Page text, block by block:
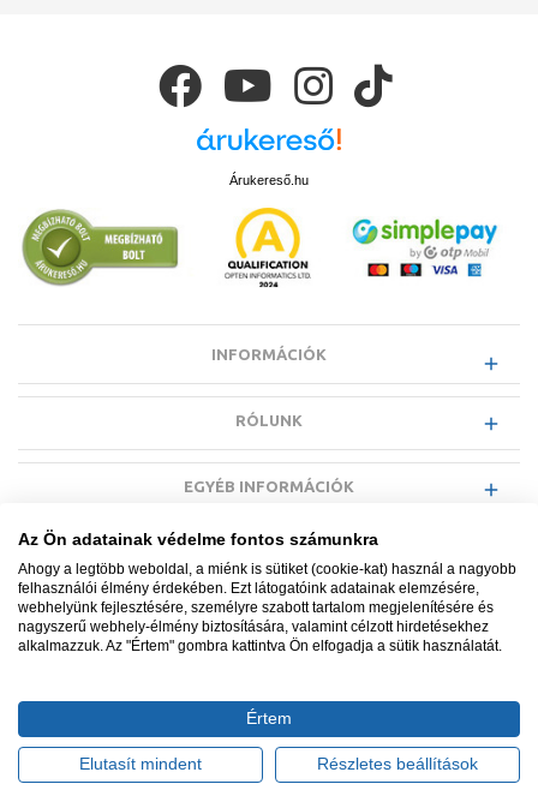
Árukereső.hu
INFORMÁCIÓK
RÓLUNK
EGYÉB INFORMÁCIÓK
87052/2015.
Ügyfélszolgálat: +36 1 700 3500
Tervezte és készítette:
Vision-Software, az Octopus 8 ERP
forgalmazója.
Az Ön adatainak védelme fontos számunkra
Ahogy a legtöbb weboldal, a miénk is sütiket (cookie-kat) használ a nagyobb
felhasználói élmény érdekében. Ezt látogatóink adatainak elemzésére,
webhelyünk fejlesztésére, személyre szabott tartalom megjelenítésére és
nagyszerű webhely-élmény biztosítására, valamint célzott hirdetésekhez
alkalmazzuk. Az "Értem" gombra kattintva Ön elfogadja a sütik használatát.
Értem
Elutasít mindent Részletes beállítások